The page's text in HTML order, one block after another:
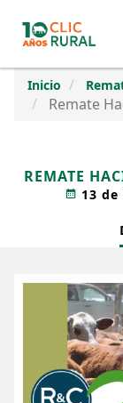
Inicio
Remate
REMATE
13